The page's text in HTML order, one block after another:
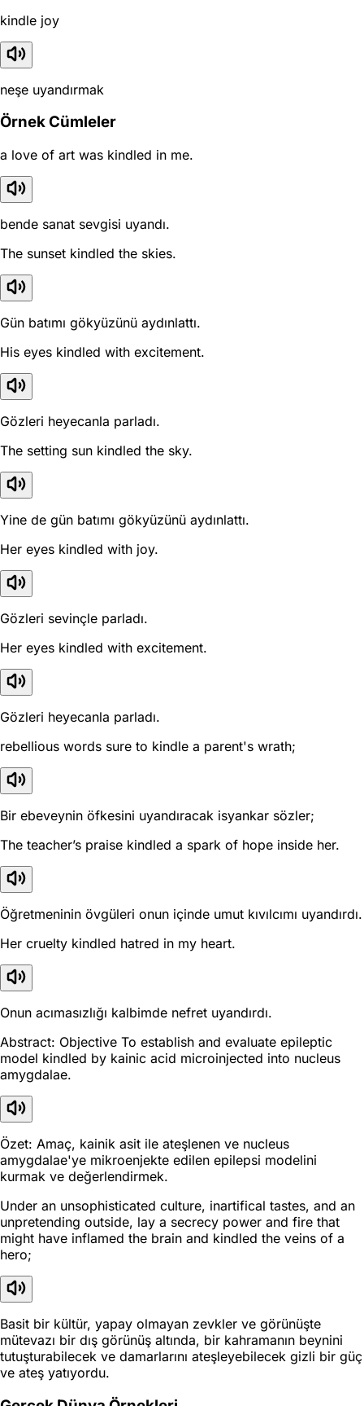
kindle joy
neşe uyandırmak
Örnek Cümleler
a love of art was kindled in me.
bende sanat sevgisi uyandı.
The sunset kindled the skies.
Gün batımı gökyüzünü aydınlattı.
His eyes kindled with excitement.
Gözleri heyecanla parladı.
The setting sun kindled the sky.
Yine de gün batımı gökyüzünü aydınlattı.
Her eyes kindled with joy.
Gözleri sevinçle parladı.
Her eyes kindled with excitement.
Gözleri heyecanla parladı.
rebellious words sure to kindle a parent's wrath;
Bir ebeveynin öfkesini uyandıracak isyankar sözler;
The teacher’s praise kindled a spark of hope inside her.
Öğretmeninin övgüleri onun içinde umut kıvılcımı uyandırdı.
Her cruelty kindled hatred in my heart.
Onun acımasızlığı kalbimde nefret uyandırdı.
Abstract: Objective To establish and evaluate epileptic
model kindled by kainic acid microinjected into nucleus
amygdalae.
Özet: Amaç, kainik asit ile ateşlenen ve nucleus
amygdalae'ye mikroenjekte edilen epilepsi modelini
kurmak ve değerlendirmek.
Under an unsophisticated culture, inartifical tastes, and an
unpretending outside, lay a secrecy power and fire that
might have inflamed the brain and kindled the veins of a
hero;
Basit bir kültür, yapay olmayan zevkler ve görünüşte
mütevazı bir dış görünüş altında, bir kahramanın beynini
tutuşturabilecek ve damarlarını ateşleyebilecek gizli bir güç
ve ateş yatıyordu.